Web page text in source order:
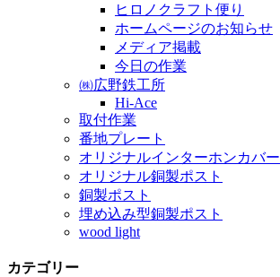
ヒロノクラフト便り
ホームページのお知らせ
メディア掲載
今日の作業
㈱広野鉄工所
Hi-Ace
取付作業
番地プレート
オリジナルインターホンカバー
オリジナル銅製ポスト
銅製ポスト
埋め込み型銅製ポスト
wood light
カテゴリー